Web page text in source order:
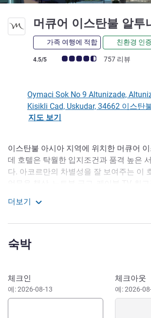
머큐어 이스탄불 알투
가족 여행에 적합 친환경 인
고객 평점 (ALL 평가)
4.5/5 757 리뷰
Oymaci Sok No 9 Altunizade,
Kisikli Cad, Uskudar, 34662 이스탄
지도 보기
호텔설명
이스탄불 아시아 지역에 위치한 머큐어
데 호텔은 탁월한 입지조건과 품격 높은
다. 아코르만의 차별성을 잘 보여주는 이
후 스파, 마사지, 터키탕에서 몸과 마음을
12개의 미팅룸도 마련되어 있습니다.
호텔은 주변 환경과 조화를 이루고 있습니
리와 세계 각국의 다양한 요리를 모두 선보
일, 디너에서 머큐어 레스토랑의 탁월한
더보기
숙박
이 호텔 예약하기
체크인
예: 2026-08-13
체크아웃
예: 2026-